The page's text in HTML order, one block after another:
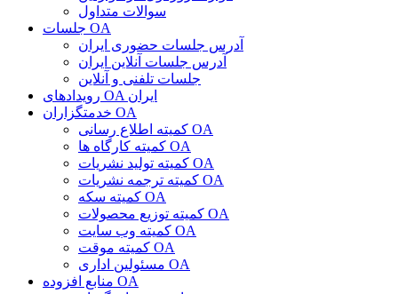
سوالات متداول
جلسات OA
آدرس جلسات حضوری ایران
آدرس جلسات آنلاین ایران
جلسات تلفنی و آنلاین
رویدادهای OA ایران
خدمتگزاران OA
کمیته اطلاع رسانی OA
کمیته کارگاه ها OA
کمیته تولید نشریات OA
کمیته ترجمه نشریات OA
کمیته سکه OA
کمیته توزیع محصولات OA
کمیته وب سایت OA
کمیته موقت OA
مسئولین اداری OA
منابع افزوده OA